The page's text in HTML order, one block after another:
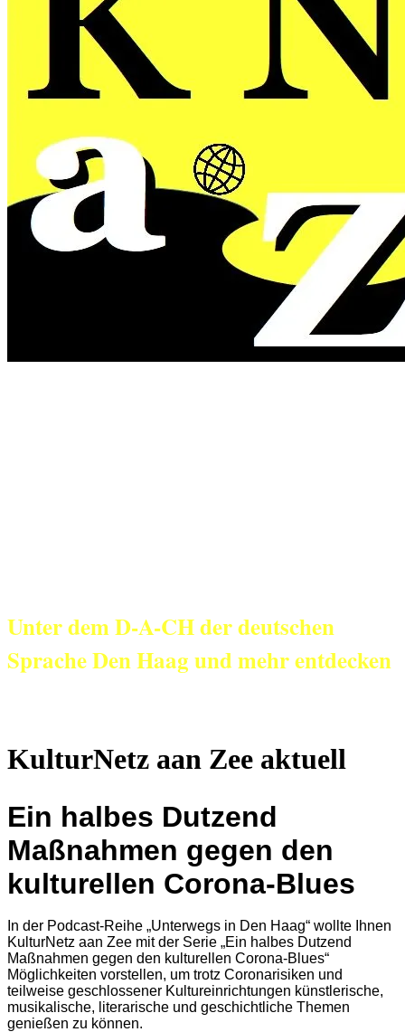
Unter dem D-A-CH der deutschen
Sprache Den Haag und mehr entdecken
KulturNetz aan Zee aktuell
Ein halbes Dutzend
Maßnahmen gegen den
kulturellen Corona-Blues
In der Podcast-Reihe „Unterwegs in Den Haag“ wollte Ihnen
KulturNetz aan Zee mit der Serie „Ein halbes Dutzend
Maßnahmen gegen den kulturellen Corona-Blues“
Möglichkeiten vorstellen, um trotz Coronarisiken und
teilweise geschlossener Kultureinrichtungen künstlerische,
musikalische, literarische und geschichtliche Themen
genießen zu können.